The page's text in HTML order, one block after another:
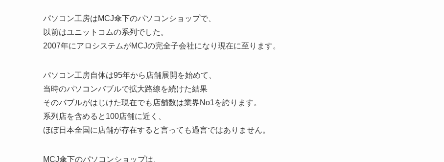
パソコン工房はMCJ傘下のパソコンショップで、
以前はユニットコムの系列でした。
2007年にアロシステムがMCJの完全子会社になり現在に至ります。
パソコン工房自体は95年から店舗展開を始めて、
当時のパソコンバブルで拡大路線を続けた結果
そのバブルがはじけた現在でも店舗数は業界No1を誇ります。
系列店を含めると100店舗に近く、
ほぼ日本全国に店舗が存在すると言っても過言ではありません。
MCJ傘下のパソコンショップは、